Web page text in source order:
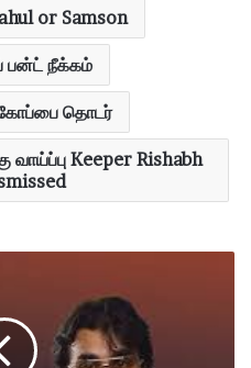
or Samson
பன்ட் நீக்கம்
தொடர்
வாய்ப்பு Keeper Rishabh